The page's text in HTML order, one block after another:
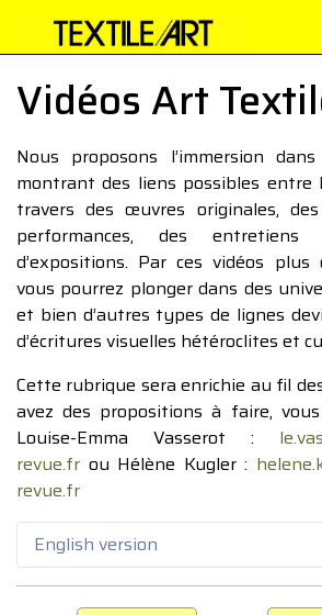
Vidéos Art
Nous proposons l’immersion
montrant des liens possibles
travers des œuvres originales,
performances, des
d’expositions. Par ces vidéos
vous pourrez plonger dans des
et bien d’autres types de lignes
d’écritures visuelles hétéroclites et
Cette rubrique sera enrichie au fil
avez des propositions à faire,
Louise-Emma Vasserot :
revue.fr ou Hélène Kugler :
revue.fr
English version